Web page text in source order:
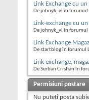
Link Exchange cu
De johnyk_vl în forumul
Link-exchange cu
De johnyk_vl în forumul
Link Exchange
De startblog în forumul
Link exchange,
De Serban Cristian în
Permisiuni postare
Nu puteţi posta